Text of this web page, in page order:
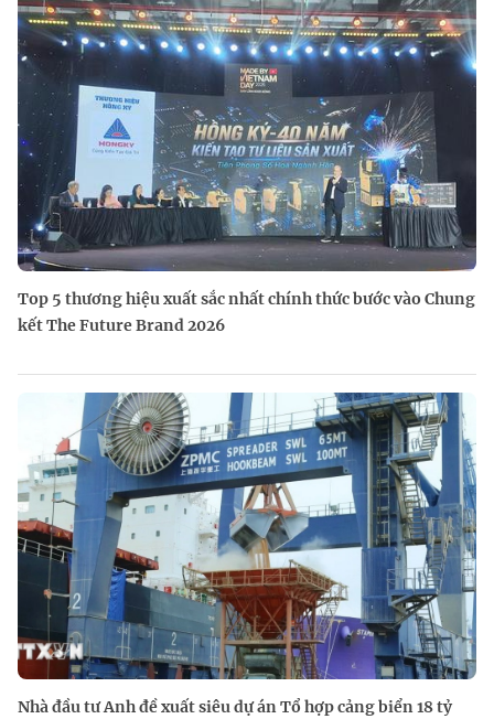
Top 5 thương hiệu xuất sắc nhất chính thức bước vào Chung
kết The Future Brand 2026
Nhà đầu tư Anh đề xuất siêu dự án Tổ hợp cảng biển 18 tỷ